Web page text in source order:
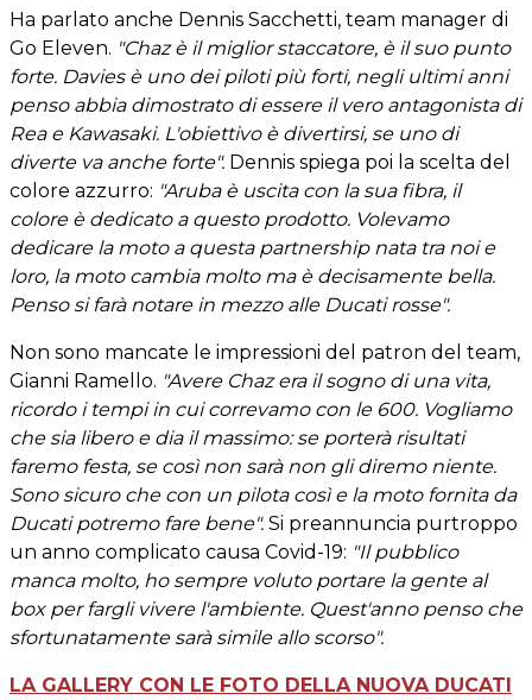
Ha parlato anche Dennis Sacchetti, team manager di
Go Eleven. "Chaz è il miglior staccatore, è il suo punto
forte. Davies è uno dei piloti più forti, negli ultimi anni
penso abbia dimostrato di essere il vero antagonista di
Rea e Kawasaki. L'obiettivo è divertirsi, se uno di
diverte va anche forte". Dennis spiega poi la scelta del
colore azzurro: "Aruba è uscita con la sua fibra, il
colore è dedicato a questo prodotto. Volevamo
dedicare la moto a questa partnership nata tra noi e
loro, la moto cambia molto ma è decisamente bella.
Penso si farà notare in mezzo alle Ducati rosse".
Non sono mancate le impressioni del patron del team,
Gianni Ramello. "Avere Chaz era il sogno di una vita,
ricordo i tempi in cui correvamo con le 600. Vogliamo
che sia libero e dia il massimo: se porterà risultati
faremo festa, se così non sarà non gli diremo niente.
Sono sicuro che con un pilota così e la moto fornita da
Ducati potremo fare bene". Si preannuncia purtroppo
un anno complicato causa Covid-19: "Il pubblico
manca molto, ho sempre voluto portare la gente al
box per fargli vivere l'ambiente. Quest'anno penso che
sfortunatamente sarà simile allo scorso".
LA GALLERY CON LE FOTO DELLA NUOVA DUCATI